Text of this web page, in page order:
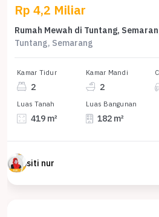
Rp 4,2 Miliar
Rumah Mewah di Tuntang,
Tuntang, Semarang
Kamar Tidur
2
Kamar Mandi
2
Luas Tanah
419 m²
Luas Bangunan
182 m²
siti nur